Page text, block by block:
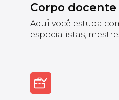
Corpo
Aqui você estuda
especialistas,